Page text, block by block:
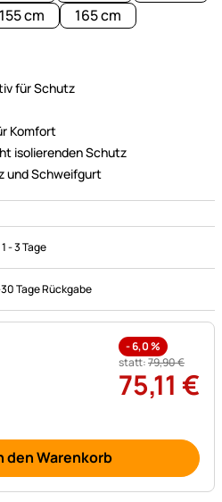
155 cm 165 cm
für Schutz
Komfort
isolierenden Schutz
und Schweifgurt
1 - 3 Tage
30 Tage Rückgabe
-6,0%
statt:79,90€
75,11 €
den Warenkorb